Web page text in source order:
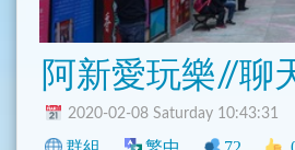
阿新愛玩樂//聊
2020-02-08 Saturday 10:43:31